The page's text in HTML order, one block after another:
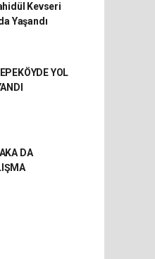
Kevseri
Yaşandı
YOL
DA